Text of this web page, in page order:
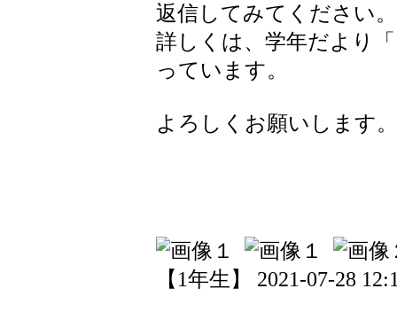
返信してみてください。
詳しくは、学年だより
っています。
よろしくお願いします。
【1年生】 2021-07-28